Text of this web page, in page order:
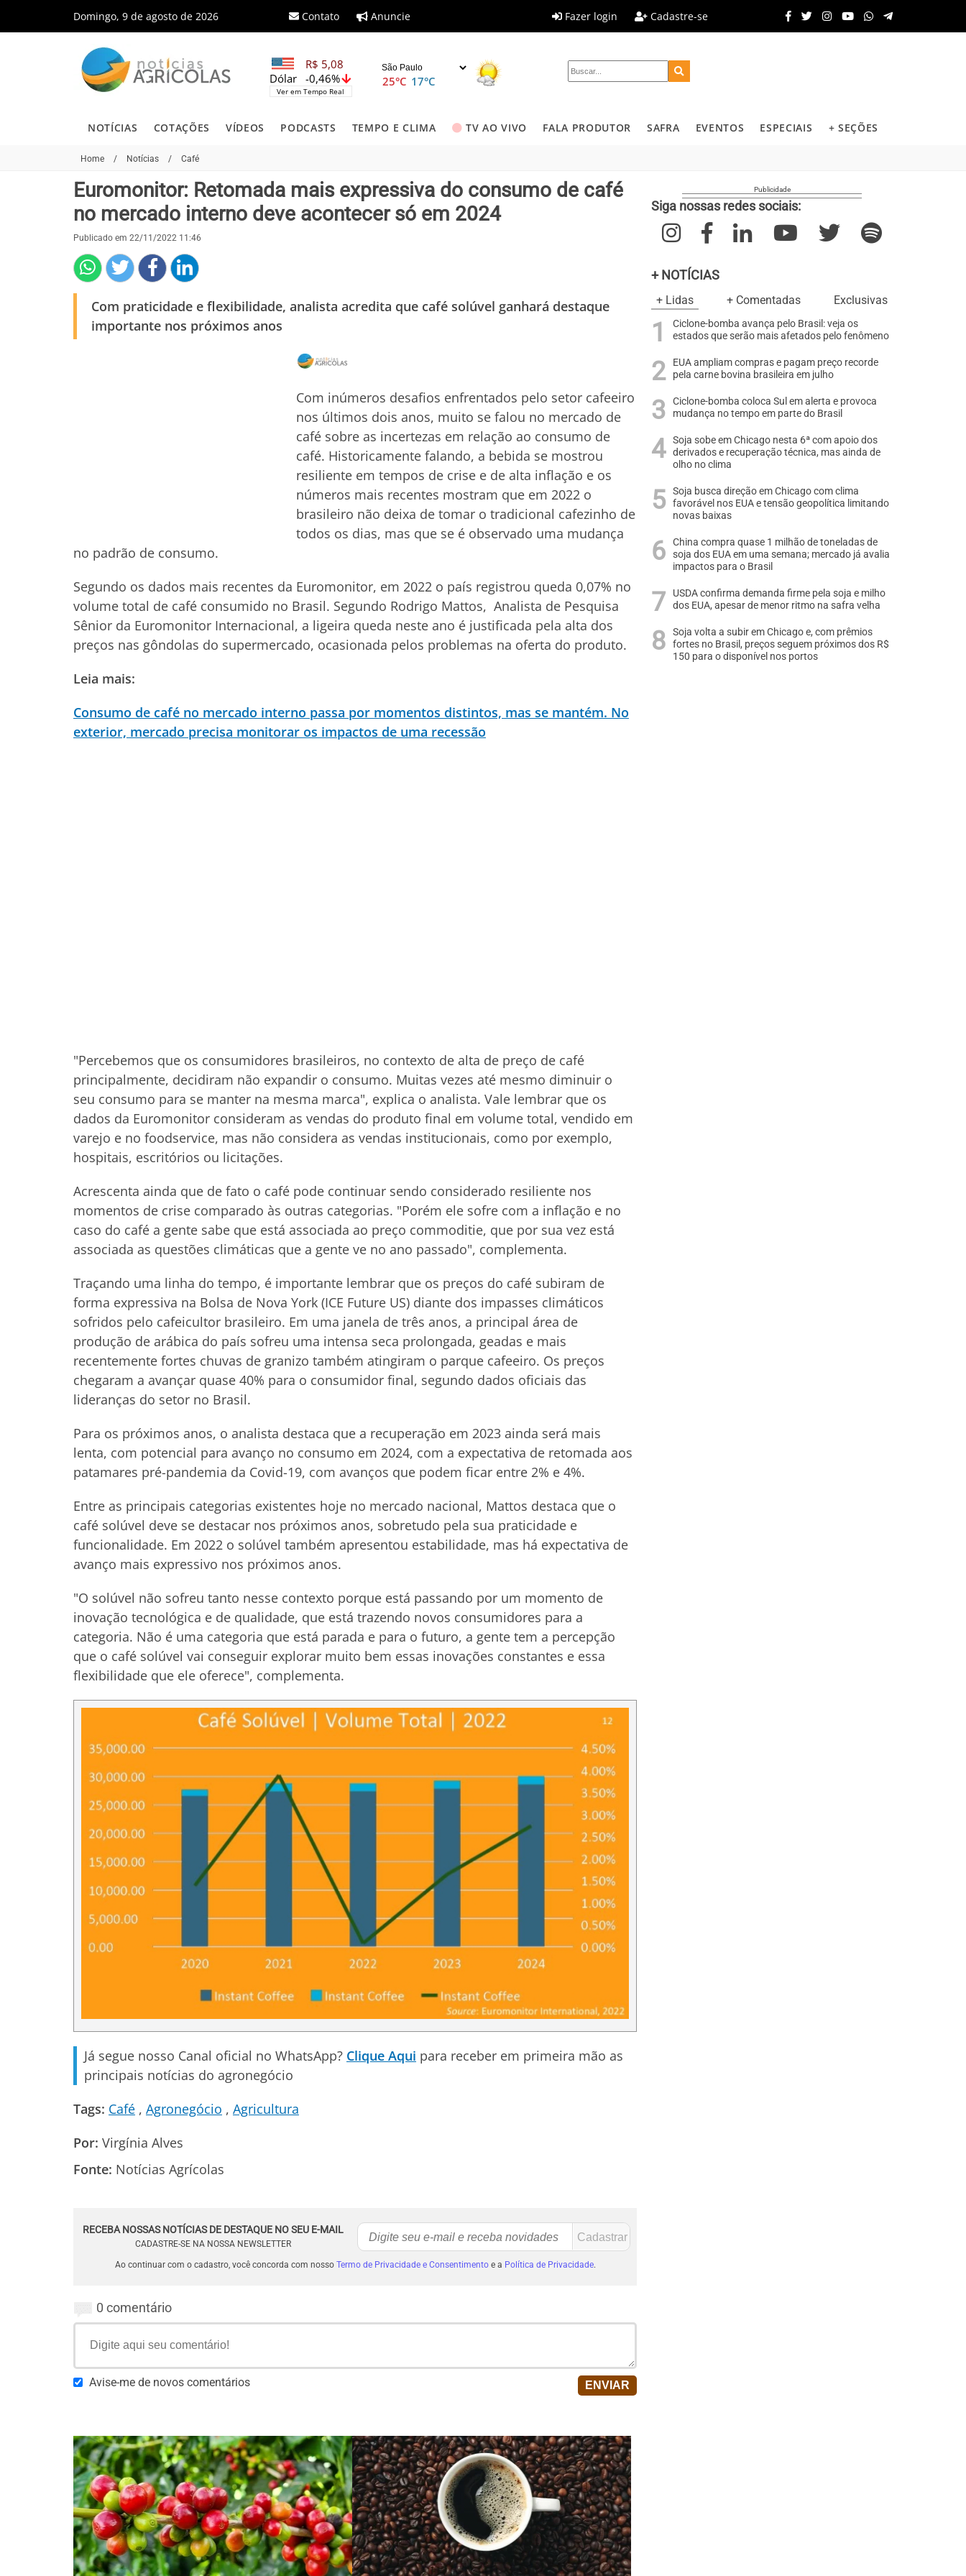
Domingo, 9 de agosto de 2026 Contato Anuncie Fazer login Cadastre-se
R$ 5,08
-0,46%
Dólar
Ver em Tempo Real
25°C 17°C
NOTÍCIAS COTAÇÕES VÍDEOS PODCASTS TEMPO E CLIMA TV AO VIVO FALA PRODUTOR SAFRA EVENTOS ESPECIAIS + SEÇÕES
Home / Notícias / Café
Euromonitor: Retomada mais expressiva do consumo de café
no mercado interno deve acontecer só em 2024
Publicado em 22/11/2022 11:46
Com praticidade e flexibilidade, analista acredita que café solúvel ganhará destaque
importante nos próximos anos
Com inúmeros desafios enfrentados pelo setor cafeeiro
nos últimos dois anos, muito se falou no mercado de
café sobre as incertezas em relação ao consumo de
café. Historicamente falando, a bebida se mostrou
resiliente em tempos de crise e de alta inflação e os
números mais recentes mostram que em 2022 o
brasileiro não deixa de tomar o tradicional cafezinho de
todos os dias, mas que se é observado uma mudança
no padrão de consumo.
Segundo os dados mais recentes da Euromonitor, em 2022 o país registrou queda 0,07% no
volume total de café consumido no Brasil. Segundo Rodrigo Mattos, Analista de Pesquisa
Sênior da Euromonitor Internacional, a ligeira queda neste ano é justificada pela alta dos
preços nas gôndolas do supermercado, ocasionada pelos problemas na oferta do produto.
Leia mais:
Consumo de café no mercado interno passa por momentos distintos, mas se mantém. No
exterior, mercado precisa monitorar os impactos de uma recessão
"Percebemos que os consumidores brasileiros, no contexto de alta de preço de café
principalmente, decidiram não expandir o consumo. Muitas vezes até mesmo diminuir o
seu consumo para se manter na mesma marca", explica o analista. Vale lembrar que os
dados da Euromonitor consideram as vendas do produto final em volume total, vendido em
varejo e no foodservice, mas não considera as vendas institucionais, como por exemplo,
hospitais, escritórios ou licitações.
Acrescenta ainda que de fato o café pode continuar sendo considerado resiliente nos
momentos de crise comparado às outras categorias. "Porém ele sofre com a inflação e no
caso do café a gente sabe que está associada ao preço commoditie, que por sua vez está
associada as questões climáticas que a gente ve no ano passado", complementa.
Traçando uma linha do tempo, é importante lembrar que os preços do café subiram de
forma expressiva na Bolsa de Nova York (ICE Future US) diante dos impasses climáticos
sofridos pelo cafeicultor brasileiro. Em uma janela de três anos, a principal área de
produção de arábica do país sofreu uma intensa seca prolongada, geadas e mais
recentemente fortes chuvas de granizo também atingiram o parque cafeeiro. Os preços
chegaram a avançar quase 40% para o consumidor final, segundo dados oficiais das
lideranças do setor no Brasil.
Para os próximos anos, o analista destaca que a recuperação em 2023 ainda será mais
lenta, com potencial para avanço no consumo em 2024, com a expectativa de retomada aos
patamares pré-pandemia da Covid-19, com avanços que podem ficar entre 2% e 4%.
Entre as principais categorias existentes hoje no mercado nacional, Mattos destaca que o
café solúvel deve se destacar nos próximos anos, sobretudo pela sua praticidade e
funcionalidade. Em 2022 o solúvel também apresentou estabilidade, mas há expectativa de
avanço mais expressivo nos próximos anos.
"O solúvel não sofreu tanto nesse contexto porque está passando por um momento de
inovação tecnológica e de qualidade, que está trazendo novos consumidores para a
categoria. Não é uma categoria que está parada e para o futuro, a gente tem a percepção
que o café solúvel vai conseguir explorar muito bem essas inovações constantes e essa
flexibilidade que ele oferece", complementa.
Já segue nosso Canal oficial no WhatsApp? Clique Aqui para receber em primeira mão as
principais notícias do agronegócio
Tags: Café Agronegócio
Agricultura
Por: Virgínia Alves
Fonte: Notícias Agrícolas
RECEBA NOSSAS NOTÍCIAS DE DESTAQUE NO SEU E-MAIL
CADASTRE-SE NA NOSSA NEWSLETTER
Ao continuar com o cadastro, você concorda com nosso Termo de Privacidade e Consentimentoe a Política de Privacidade.
0 comentário
Avise-me de novos comentários
Siga nossas redes sociais:
+ NOTÍCIAS
+ Lidas + Comentadas Exclusivas
Ciclone-bomba avança pelo Brasil: veja os
estados que serão mais afetados pelo fenômeno
EUA ampliam compras e pagam preço recorde
pela carne bovina brasileira em julho
Ciclone-bomba coloca Sul em alerta e provoca
mudança no tempo em parte do Brasil
Soja sobe em Chicago nesta 6ª com apoio dos
derivados e recuperação técnica, mas ainda de
olho no clima
Soja busca direção em Chicago com clima
favorável nos EUA e tensão geopolítica limitando
novas baixas
China compra quase 1 milhão de toneladas de
soja dos EUA em uma semana; mercado já avalia
impactos para o Brasil
USDA confirma demanda firme pela soja e milho
dos EUA, apesar de menor ritmo na safra velha
Soja volta a subir em Chicago e, com prêmios
fortes no Brasil, preços seguem próximos dos R$
150 para o disponível nos portos